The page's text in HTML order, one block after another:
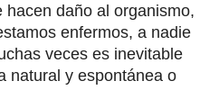
hacen daño al organismo,
enfermos, a nadie
veces es inevitable
natural y espontánea o